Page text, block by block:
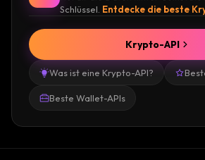
Schlüssel. Entdecke die beste
Was ist eine Krypto-API?
Beste Wallet-APIs
Krypto-API